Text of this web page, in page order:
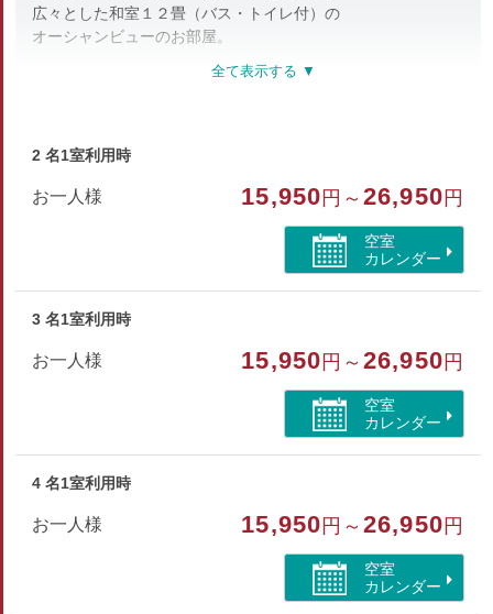
広々とした和室１２畳（バス・トイレ付）の
オーシャンビューのお部屋。
和室
バス/トイレ/禁煙/インターネットができる部屋/海が見
2 名1室利用時
お一人様 15,950 円～26,950 円
空室
カレンダー
3 名1室利用時
お一人様 15,950 円～26,950 円
空室
カレンダー
4 名1室利用時
お一人様 15,950 円～26,950 円
空室
カレンダー